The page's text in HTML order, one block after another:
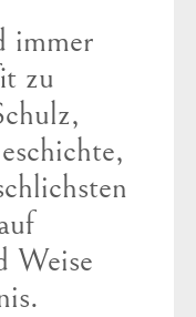
immer
zu
Weise